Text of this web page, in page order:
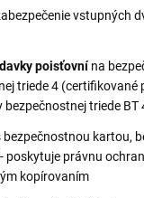
vstupných
poisťovnína
triede 4 (certifikované
bezpečnostnej triede BT
kartou,
poskytuje právnu
kopírovaním